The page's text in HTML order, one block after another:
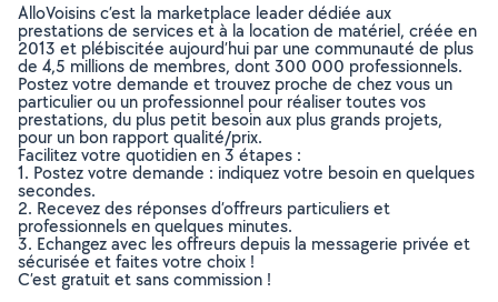
AlloVoisins c’est la marketplace leader dédiée aux
prestations de services et à la location de matériel, créée en
2013 et plébiscitée aujourd’hui par une communauté de plus
de 4,5 millions de membres, dont 300 000 professionnels.
Postez votre demande et trouvez proche de chez vous un
particulier ou un professionnel pour réaliser toutes vos
prestations, du plus petit besoin aux plus grands projets,
pour un bon rapport qualité/prix.
Facilitez votre quotidien en 3 étapes :
1. Postez votre demande : indiquez votre besoin en quelques
secondes.
2. Recevez des réponses d’offreurs particuliers et
professionnels en quelques minutes.
3. Echangez avec les offreurs depuis la messagerie privée et
sécurisée et faites votre choix !
C’est gratuit et sans commission !